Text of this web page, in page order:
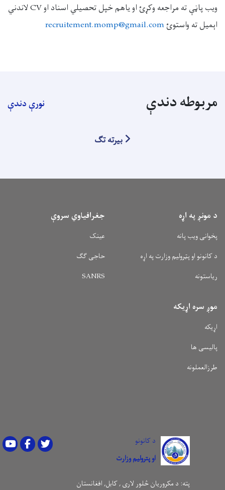
ویب پاڼې ته مراجعه وکړئ او یاهم خپل تحصیلي اسناد اوCVلاندني
اېمیل ته واستوئrecruitement.momp@gmail.com
مربوطه دندې نورې دندې
بیرته تګ
د مونږ په اړه
پخوانی ویب پانه
د کانونو او پټرولیم وزارت په اړه
ریاستونه
جغرافیاوي سروې
عینک
حاجی ګګ
SANRS
موږ سره اړیکه
اړیکه
پالیسی ها
طرزالعملونه
د کانونو
او پترولیم وزارت
YoutubeFacebook
پته: د مکروریان څلور لاری , کابل, افغانستان